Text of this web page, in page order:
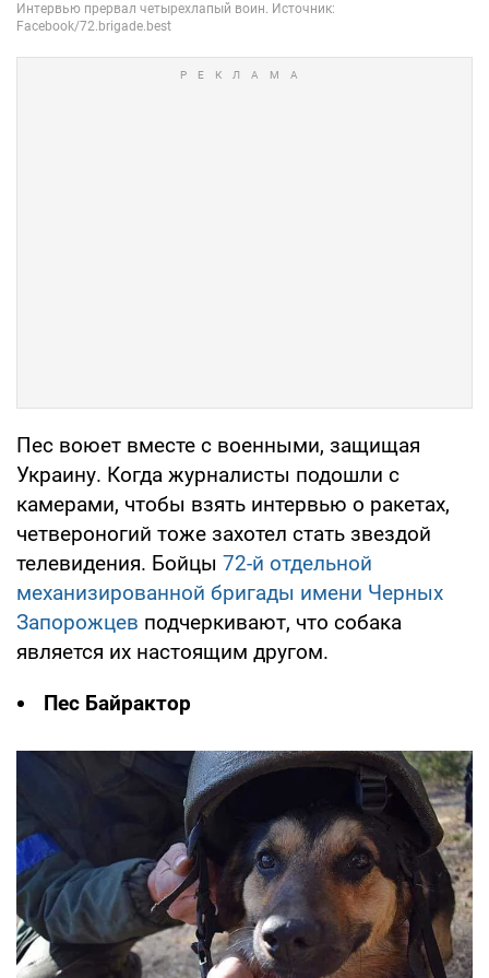
Пес воюет вместе с военными, защищая
Украину. Когда журналисты подошли с
камерами, чтобы взять интервью о ракетах,
четвероногий тоже захотел стать звездой
телевидения. Бойцы 72-й отдельной
механизированной бригады имени Черных
Запорожцев подчеркивают, что собака
является их настоящим другом.
Пес Байрактор